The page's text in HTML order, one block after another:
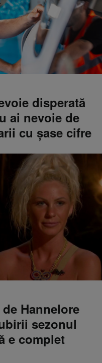
disperată
ai nevoie de
cu şase cifre
Hannelore
sezonul
e complet